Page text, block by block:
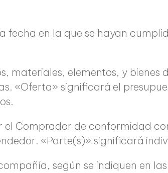
fecha en la que se hayan
materiales, elementos, y bienes
«Oferta» significará el
el Comprador de conformidad
«Parte(s)» significará
según se indiquen en